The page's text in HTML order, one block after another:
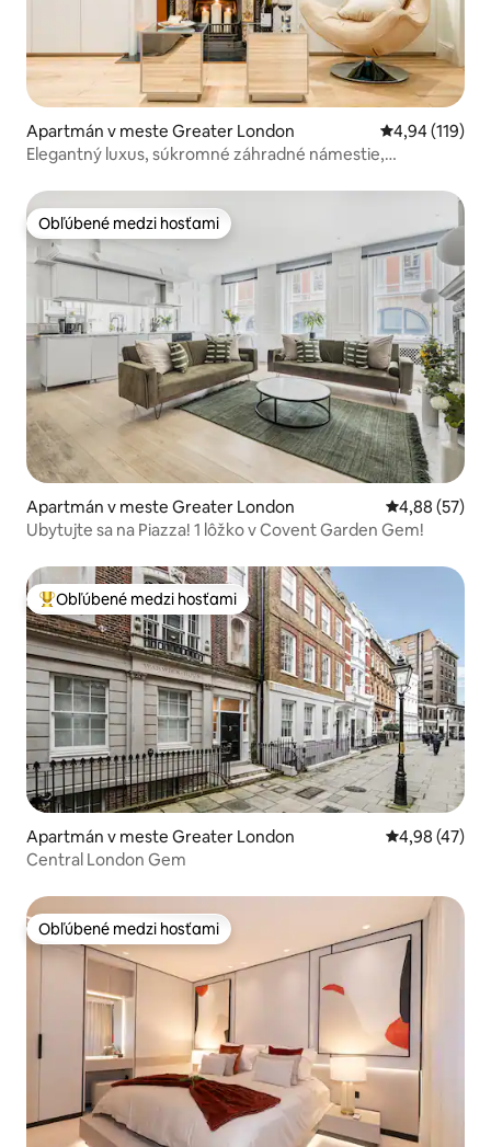
Apartmán v meste Greater London Priemerné
4,94 (119)
Elegantný luxus, súkromné záhradné námestie,
Obľúbené medzi hosťami
Obľúbené medzi hosťami
Apartmán v meste Greater London Priemerné
4,88 (57)
Ubytujte sa na Piazza! 1 lôžko v Covent Garden Gem!
Najobľúbenejšie medzi hosťami
Obľúbené medzi hosťami
Apartmán v meste Greater London Priemerné
4,98 (47)
Central London Gem
Obľúbené medzi hosťami
Obľúbené medzi hosťami